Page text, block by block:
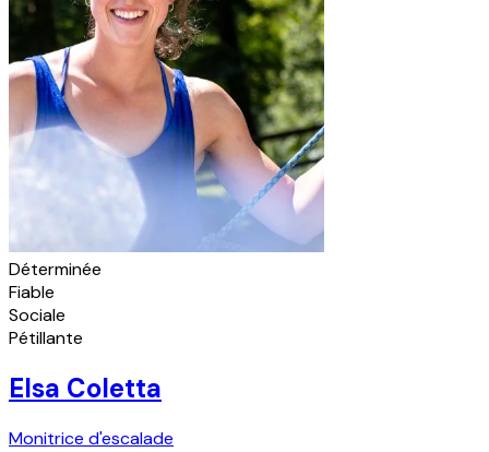
Déterminée
Fiable
Sociale
Pétillante
Elsa Coletta
Monitrice d'escalade